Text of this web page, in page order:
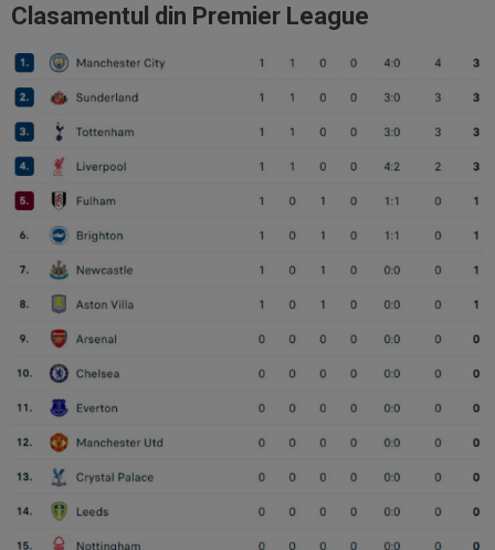
Clasamentul din Premier League